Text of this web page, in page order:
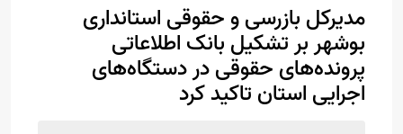
مدیرکل بازرسی و حقوقی استانداری
بوشهر بر تشکیل بانک اطلاعاتی
پرونده‌های حقوقی در دستگاه‌های
اجرایی استان تاکید کرد